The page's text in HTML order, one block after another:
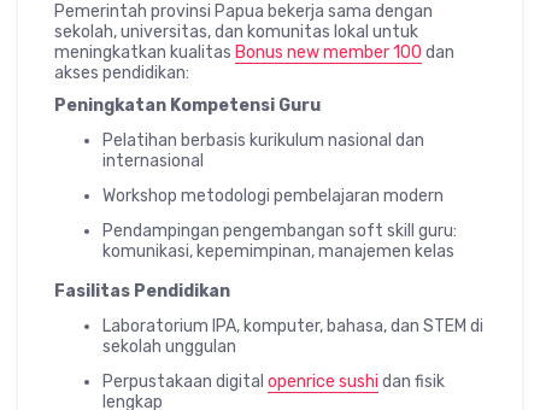
Pemerintah provinsi Papua bekerja sama dengan
sekolah, universitas, dan komunitas lokal untuk
meningkatkan kualitas Bonus new member 100 dan
akses pendidikan:
Peningkatan Kompetensi Guru
Pelatihan berbasis kurikulum nasional dan
internasional
Workshop metodologi pembelajaran modern
Pendampingan pengembangan soft skill guru:
komunikasi, kepemimpinan, manajemen kelas
Fasilitas Pendidikan
Laboratorium IPA, komputer, bahasa, dan STEM di
sekolah unggulan
Perpustakaan digital openrice sushi dan fisik
lengkap